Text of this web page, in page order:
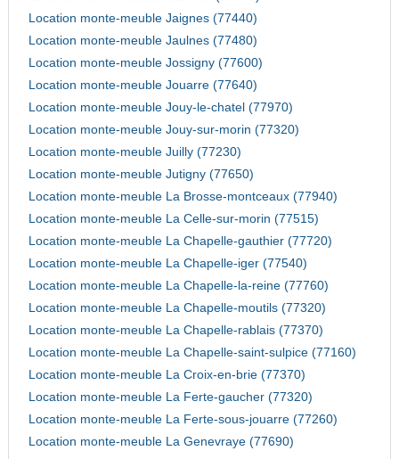
Location monte-meuble Jaignes (77440)
Location monte-meuble Jaulnes (77480)
Location monte-meuble Jossigny (77600)
Location monte-meuble Jouarre (77640)
Location monte-meuble Jouy-le-chatel (77970)
Location monte-meuble Jouy-sur-morin (77320)
Location monte-meuble Juilly (77230)
Location monte-meuble Jutigny (77650)
Location monte-meuble La Brosse-montceaux (77940)
Location monte-meuble La Celle-sur-morin (77515)
Location monte-meuble La Chapelle-gauthier (77720)
Location monte-meuble La Chapelle-iger (77540)
Location monte-meuble La Chapelle-la-reine (77760)
Location monte-meuble La Chapelle-moutils (77320)
Location monte-meuble La Chapelle-rablais (77370)
Location monte-meuble La Chapelle-saint-sulpice (77160)
Location monte-meuble La Croix-en-brie (77370)
Location monte-meuble La Ferte-gaucher (77320)
Location monte-meuble La Ferte-sous-jouarre (77260)
Location monte-meuble La Genevraye (77690)